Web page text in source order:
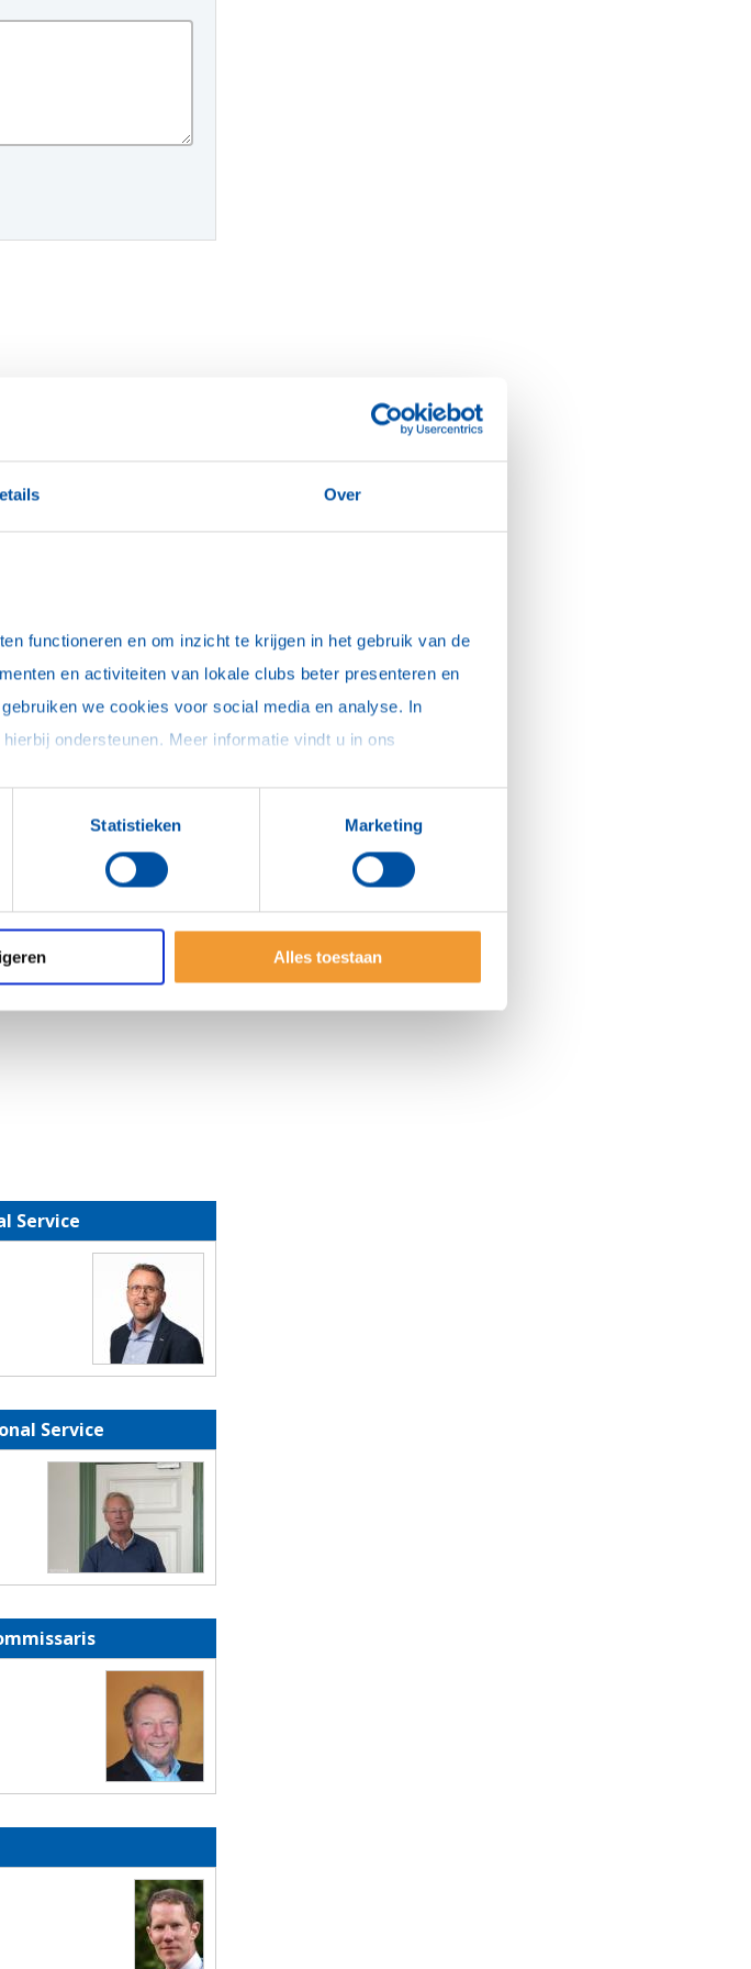
Over
functioneren en om inzicht te krijgen in het gebruik van de
en activiteiten van lokale clubs beter presenteren en
we cookies voor social media en analyse. In
Statistieken Marketing
Alles toestaan
Service
Service